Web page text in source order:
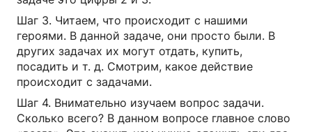
Шаг 3. Читаем, что происходит с нашими
героями. В данной задаче, они просто были. В
других задачах их могут отдать, купить,
посадить и т. д. Смотрим, какое действие
происходит с задачами.
Шаг 4. Внимательно изучаем вопрос задачи.
Сколько всего? В данном вопросе главное слово